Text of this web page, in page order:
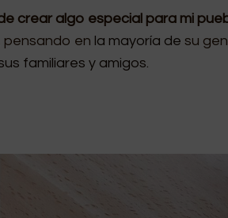
crear algo especial para mi
pensando en la mayoría desu
familiares y amigos.